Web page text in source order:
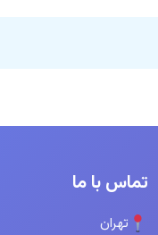
تماس با ما
تهران